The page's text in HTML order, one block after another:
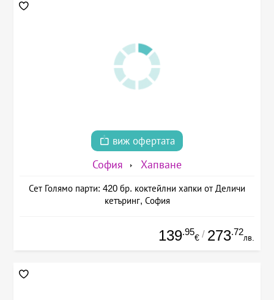
виж офертата
София Хапване
Сет Голямо парти: 420 бр. коктейлни хапки от Деличи
кетъринг, София
139.95
€ / 273.72
лв.